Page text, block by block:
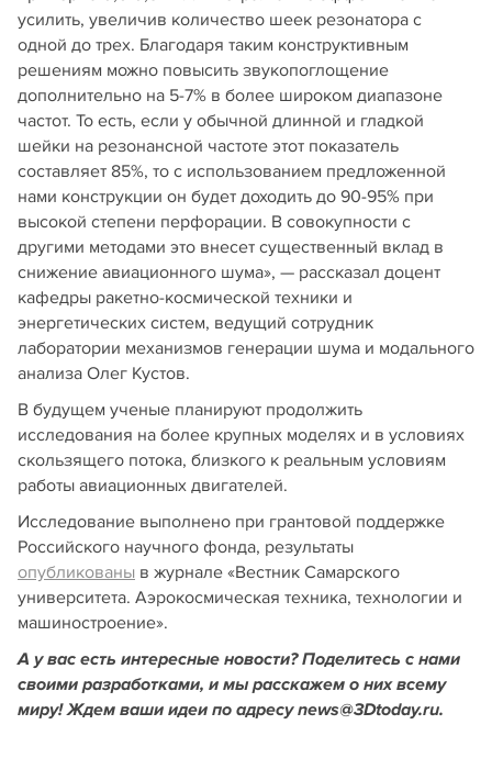
усилить, увеличив количество шеек резонатора с
одной до трех. Благодаря таким конструктивным
решениям можно повысить звукопоглощение
дополнительно на 5-7% в более широком диапазоне
частот. То есть, если у обычной длинной и гладкой
шейки на резонансной частоте этот показатель
составляет 85%, то с использованием предложенной
нами конструкции он будет доходить до 90-95% при
высокой степени перфорации. В совокупности с
другими методами это внесет существенный вклад в
снижение авиационного шума», — рассказал доцент
кафедры ракетно-космической техники и
энергетических систем, ведущий сотрудник
лаборатории механизмов генерации шума и модального
анализа Олег Кустов.
В будущем ученые планируют продолжить
исследования на более крупных моделях и в условиях
скользящего потока, близкого к реальным условиям
работы авиационных двигателей.
Исследование выполнено при грантовой поддержке
Российского научного фонда, результаты
опубликованы в журнале «Вестник Самарского
университета. Аэрокосмическая техника, технологии и
машиностроение».
А у вас есть интересные новости? Поделитесь с нами
своими разработками, и мы расскажем о них всему
миру! Ждем ваши идеи по адресу news@3Dtoday.ru.